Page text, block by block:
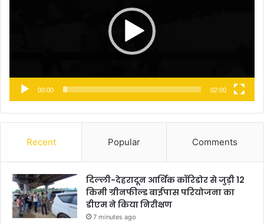
00:00 02:00
Recent Popular Comments
दिल्ली-देहरादून आर्थिक कॉरिडोर से जुड़ी 12
किमी ग्रीनफील्ड बाईपास परियोजना का
डीएम ने किया निरीक्षण
7 minutes ago